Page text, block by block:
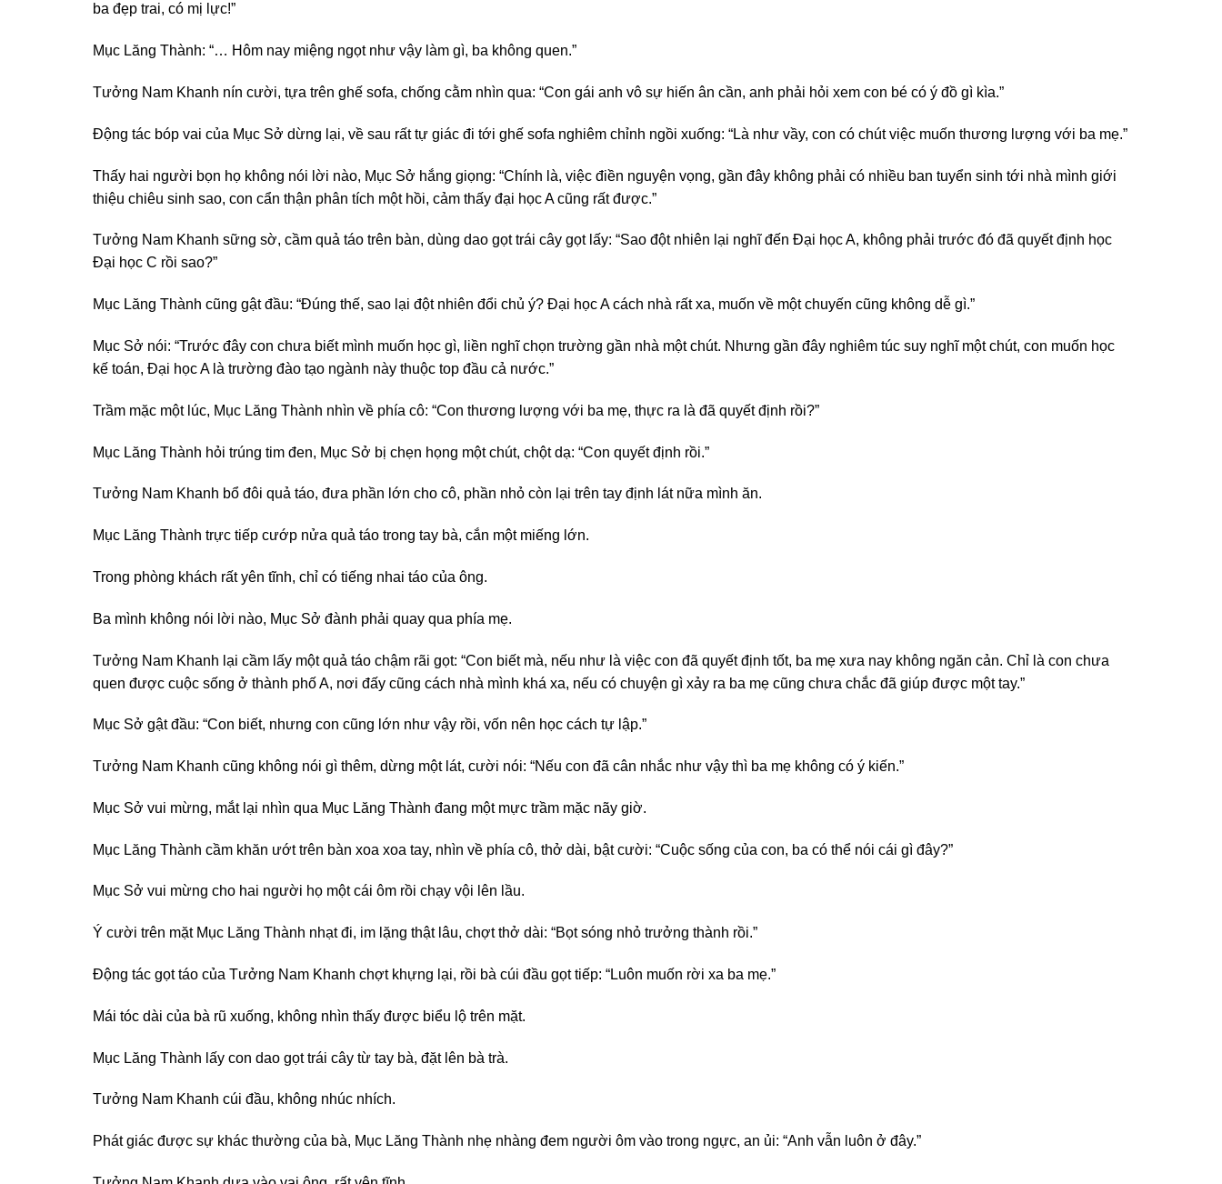
ba đẹp trai, có mị lực!”
Mục Lăng Thành: “… Hôm nay miệng ngọt như vậy làm gì, ba không quen.”
Tưởng Nam Khanh nín cười, tựa trên ghế sofa, chống cằm nhìn qua: “Con gái anh vô sự hiến ân cần, anh phải hỏi xem con bé có ý đồ gì kìa.”
Động tác bóp vai của Mục Sở dừng lại, về sau rất tự giác đi tới ghế sofa nghiêm chỉnh ngồi xuống: “Là như vầy, con có chút việc muốn thương lượng với ba mẹ.”
Thấy hai người bọn họ không nói lời nào, Mục Sở hắng giọng: “Chính là, việc điền nguyện vọng, gần đây không phải có nhiều ban tuyển sinh tới nhà mình giới
thiệu chiêu sinh sao, con cẩn thận phân tích một hồi, cảm thấy đại học A cũng rất được.”
Tưởng Nam Khanh sững sờ, cầm quả táo trên bàn, dùng dao gọt trái cây gọt lấy: “Sao đột nhiên lại nghĩ đến Đại học A, không phải trước đó đã quyết định học
Đại học C rồi sao?”
Mục Lăng Thành cũng gật đầu: “Đúng thế, sao lại đột nhiên đổi chủ ý? Đại học A cách nhà rất xa, muốn về một chuyến cũng không dễ gì.”
Mục Sở nói: “Trước đây con chưa biết mình muốn học gì, liền nghĩ chọn trường gần nhà một chút. Nhưng gần đây nghiêm túc suy nghĩ một chút, con muốn học
kế toán, Đại học A là trường đào tạo ngành này thuộc top đầu cả nước.”
Trầm mặc một lúc, Mục Lăng Thành nhìn về phía cô: “Con thương lượng với ba mẹ, thực ra là đã quyết định rồi?”
Mục Lăng Thành hỏi trúng tim đen, Mục Sở bị chẹn họng một chút, chột dạ: “Con quyết định rồi.”
Tưởng Nam Khanh bổ đôi quả táo, đưa phần lớn cho cô, phần nhỏ còn lại trên tay định lát nữa mình ăn.
Mục Lăng Thành trực tiếp cướp nửa quả táo trong tay bà, cắn một miếng lớn.
Trong phòng khách rất yên tĩnh, chỉ có tiếng nhai táo của ông.
Ba mình không nói lời nào, Mục Sở đành phải quay qua phía mẹ.
Tưởng Nam Khanh lại cầm lấy một quả táo chậm rãi gọt: “Con biết mà, nếu như là việc con đã quyết định tốt, ba mẹ xưa nay không ngăn cản. Chỉ là con chưa
quen được cuộc sống ở thành phố A, nơi đấy cũng cách nhà mình khá xa, nếu có chuyện gì xảy ra ba mẹ cũng chưa chắc đã giúp được một tay.”
Mục Sở gật đầu: “Con biết, nhưng con cũng lớn như vậy rồi, vốn nên học cách tự lập.”
Tưởng Nam Khanh cũng không nói gì thêm, dừng một lát, cười nói: “Nếu con đã cân nhắc như vậy thì ba mẹ không có ý kiến.”
Mục Sở vui mừng, mắt lại nhìn qua Mục Lăng Thành đang một mực trầm mặc nãy giờ.
Mục Lăng Thành cầm khăn ướt trên bàn xoa xoa tay, nhìn về phía cô, thở dài, bật cười: “Cuộc sống của con, ba có thể nói cái gì đây?”
Mục Sở vui mừng cho hai người họ một cái ôm rồi chạy vội lên lầu.
Ý cười trên mặt Mục Lăng Thành nhạt đi, im lặng thật lâu, chợt thở dài: “Bọt sóng nhỏ trưởng thành rồi.”
Động tác gọt táo của Tưởng Nam Khanh chợt khựng lại, rồi bà cúi đầu gọt tiếp: “Luôn muốn rời xa ba mẹ.”
Mái tóc dài của bà rũ xuống, không nhìn thấy được biểu lộ trên mặt.
Mục Lăng Thành lấy con dao gọt trái cây từ tay bà, đặt lên bà trà.
Tưởng Nam Khanh cúi đầu, không nhúc nhích.
Phát giác được sự khác thường của bà, Mục Lăng Thành nhẹ nhàng đem người ôm vào trong ngực, an ủi: “Anh vẫn luôn ở đây.”